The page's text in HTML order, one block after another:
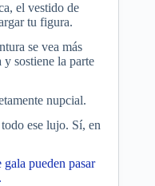
el vestido de
tu figura.
se vea más
y sostiene la parte
nupcial.
ese lujo. Sí, en
pueden pasar